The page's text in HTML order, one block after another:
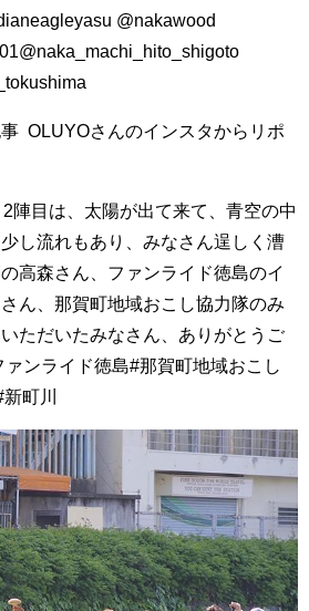
@nakawood
OLUYOさんのインスタからリポ
陣目は、太陽が出て来て、青空の中
し流れもあり、みなさん逞しく漕
高森さん、ファンライド徳島のイ
ん、那賀町地域おこし協力隊のみ
ただいたみなさん、ありがとうご
ンライド徳島#那賀町地域おこし
町川